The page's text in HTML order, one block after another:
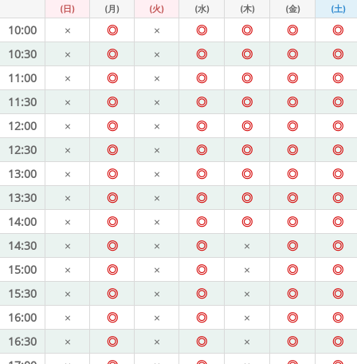
(日)
(月)
(火)
(水)
(木)
(金)
(土)
10:00 × ◎ × ◎ ◎ ◎
◎
10:30
× ◎ × ◎ ◎ ◎
◎
11:00
× ◎ × ◎ ◎ ◎
◎
11:30
× ◎ × ◎ ◎ ◎
◎
12:00
× ◎ × ◎ ◎ ◎
◎
12:30
× ◎ × ◎ ◎ ◎
◎
13:00
× ◎ × ◎ ◎ ◎
◎
13:30
× ◎ × ◎ ◎ ◎
◎
14:00
× ◎ × ◎ ◎ ◎
◎
14:30
× ◎ × ◎ × ◎
◎
15:00
× ◎ × ◎ × ◎
◎
15:30
× ◎ × ◎ × ◎
◎
16:00
× ◎ × ◎ × ◎
◎
16:30
× ◎ × ◎ × ◎
◎